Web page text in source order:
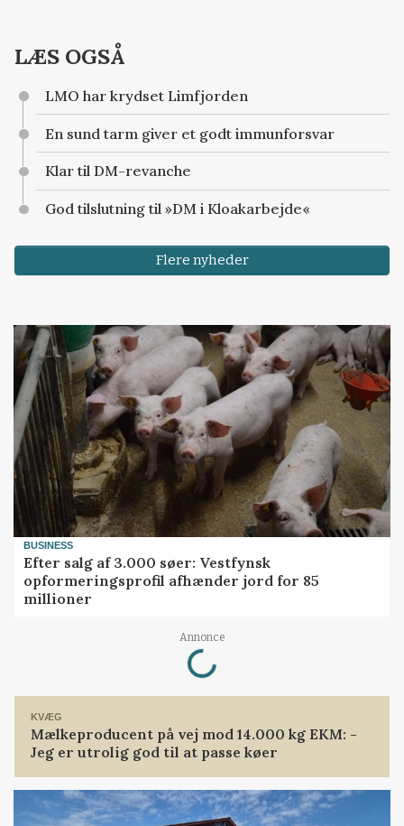
LÆS OGSÅ
LMO har krydset Limfjorden
En sund tarm giver et godt immunforsvar
Klar til DM-revanche
God tilslutning til »DM i Kloakarbejde«
Flere nyheder
BUSINESS
Efter salg af 3.000 søer: Vestfynsk
opformeringsprofil afhænder jord for 85
millioner
Annonce
Loading...
KVÆG
Mælkeproducent på vej mod 14.000 kg EKM: -
Jeg er utrolig god til at passe køer